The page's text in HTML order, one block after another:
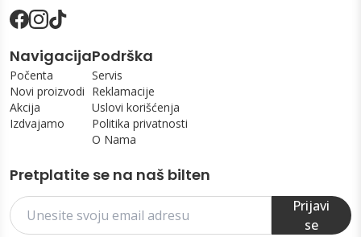
Navigacija
Počenta
Novi proizvodi
Akcija
Izdvajamo
Podrška
Servis
Reklamacije
Uslovi korišćenja
Politika privatnosti
O Nama
Pretplatite se na naš bilten
Prijavi
se